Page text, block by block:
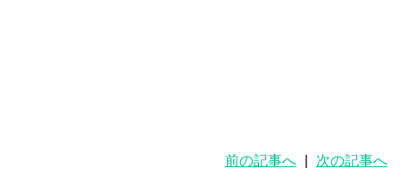
前の記事へ 次の記事へ